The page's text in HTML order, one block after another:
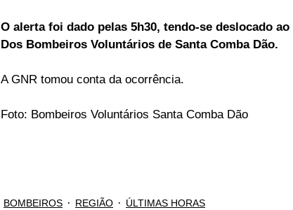
O alerta foi dado pelas 5h30, tendo-se deslocado
Dos Bombeiros Voluntários de Santa Comba Dão.
A GNR tomou conta da ocorrência.
Foto: Bombeiros Voluntários Santa Comba Dão
BOMBEIROS REGIÃO ÚLTIMAS HORAS